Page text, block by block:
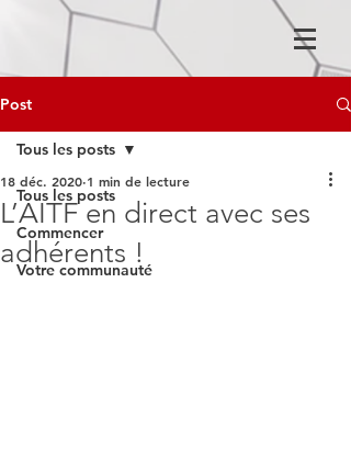
Post
Tous les posts
Commencer
Votre communauté
Tous les posts
L’AITF en direct avec ses
adhérents !
18 déc. 2020 1 min de lecture